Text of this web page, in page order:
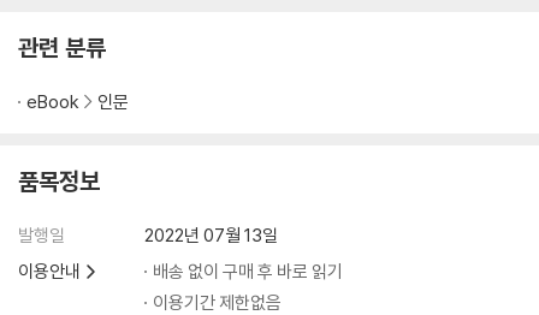
관련 분류
eBook 인문
품목정보
발행일
2022년 07월 13일
이용안내
배송 없이 구매 후 바로 읽기
이용기간 제한없음